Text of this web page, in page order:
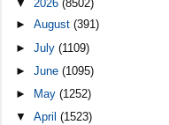
▼2026(8502)
►August(391)
►July(1109)
►June(1095)
►
May(1252)
▼April(1523)